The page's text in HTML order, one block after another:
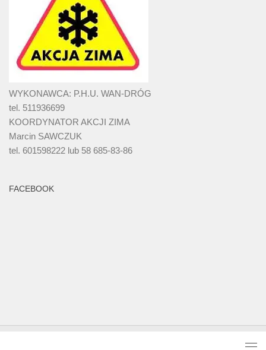
WYKONAWCA: P.H.U. WAN-DRÓG
tel. 511936699
KOORDYNATOR AKCJI ZIMA
Marcin SAWCZUK
tel. 601598222 lub 58 685-83-86
FACEBOOK